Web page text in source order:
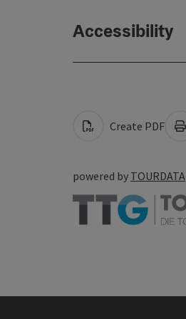
Accessibility
Create PDF
powered by TOURDATA